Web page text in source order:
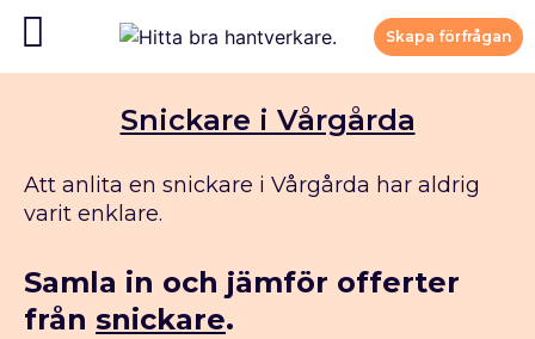
Skapa förfrågan
Snickare i Vårgårda
Att anlita en snickare i Vårgårda har aldrig
varit enklare.
Samla in och jämför offerter
från snickare.